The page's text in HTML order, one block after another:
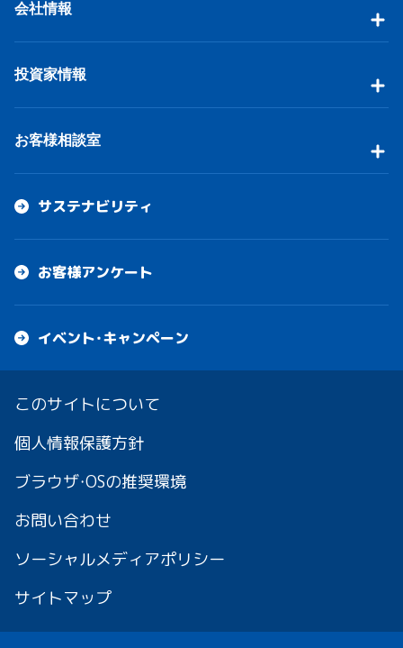
会社情報
投資家情報
お客様相談室
サステナビリティ
お客様アンケート
イベント・キャンペーン
このサイトについて
個人情報保護方針
ブラウザ・OSの推奨環境
お問い合わせ
ソーシャルメディアポリシー
サイトマップ